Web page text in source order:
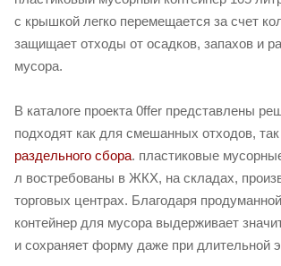
с крышкой легко перемещается за счет
защищает отходы от осадков, запахов и
мусора.
В каталоге проекта 0ffer представлены
подходят как для смешанных отходов,
раздельного сбора. пластиковые
л востребованы в ЖКХ, на складах,
торговых центрах. Благодаря
контейнер для мусора выдерживает
и сохраняет форму даже при длительной